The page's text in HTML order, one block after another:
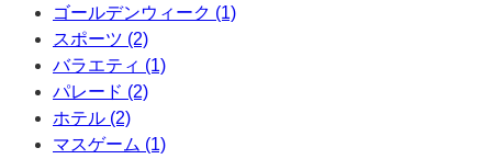
ゴールデンウィーク (1)
スポーツ (2)
バラエティ (1)
パレード (2)
ホテル (2)
マスゲーム (1)